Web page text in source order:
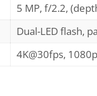
5 MP, f/2.2,
Dual-LED flash,
4K@30fps,